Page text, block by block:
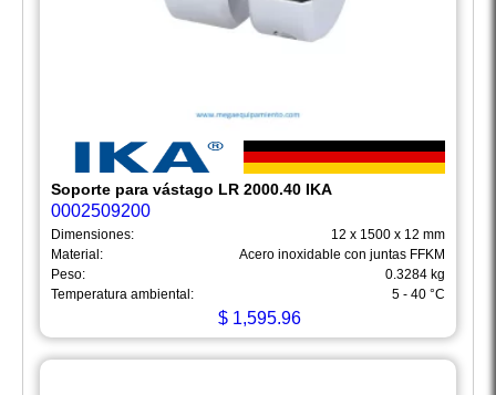
Soporte para vástago LR 2000.40 IKA
0002509200
Dimensiones:
12 x 1500 x 12 mm
Material:
Acero inoxidable con juntas FFKM
Peso:
0.3284 kg
Temperatura ambiental:
5 - 40 °C
$1,595.96